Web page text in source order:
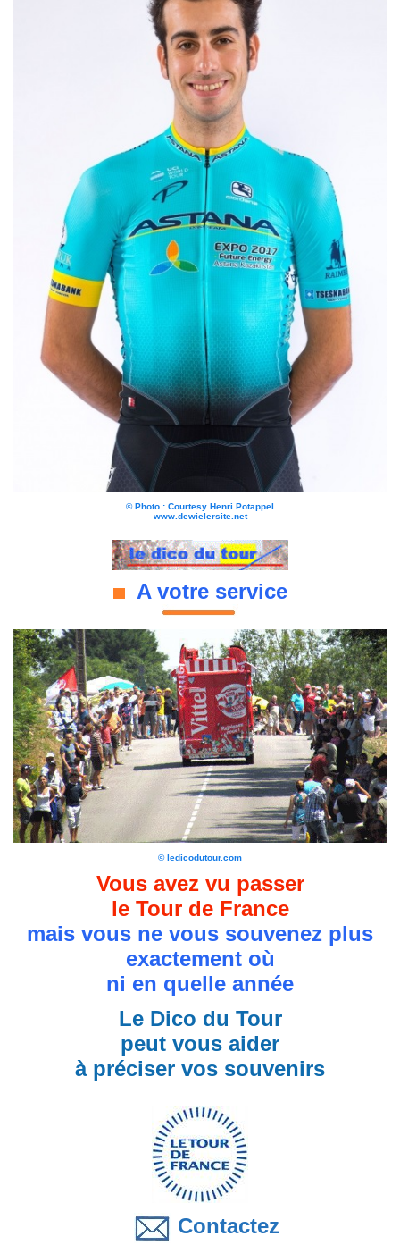
© Photo : Courtesy Henri Potappel
www.dewielersite.net
A votre service
© ledicodutour.com
Vous avez vu passer
le Tour de France
mais vous ne vous souvenez plus
exactement où
ni en quelle année
Le Dico du Tour
peut vous aider
à préciser vos souvenirs
Contactez